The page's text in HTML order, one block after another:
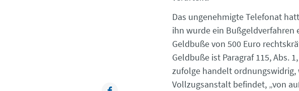
Das ungenehmigte Telefonat
ihn wurde ein Bußgeldverfahren
Geldbuße von 500 Euro
Geldbuße ist Paragraf 115, Abs.
zufolge handelt ordnungswidrig,
Vollzugsanstalt befindet, „von